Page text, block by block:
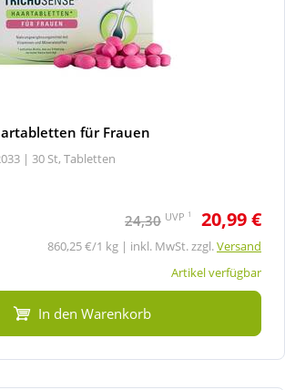
für Frauen
| 30 St, Tabletten
24,30 UVP 1 20,99 €
860,25 €/1 kg | inkl. MwSt. zzgl.Versand
Artikel verfügbar
In den Warenkorb